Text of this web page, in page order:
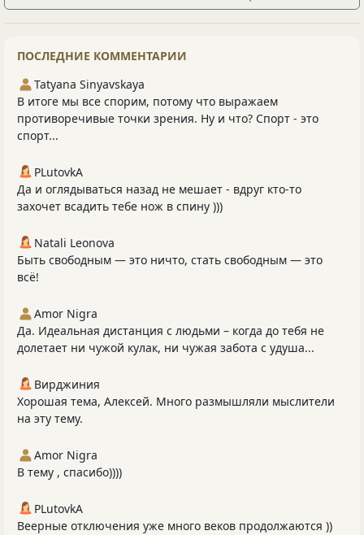
ПОСЛЕДНИЕ КОММЕНТАРИИ
Tatyana Sinyavskaya
В итоге мы все спорим, потому что выражаем
противоречивые точки зрения. Ну и что? Спорт - это
спорт...
PLutоvkА
Да и оглядываться назад не мешает - вдруг кто-то
захочет всадить тебе нож в спину )))
Natali Leonova
Быть свободным — это ничто, стать свободным — это
всё!
Amor Nigra
Да. Идеальная дистанция с людьми – когда до тебя не
долетает ни чужой кулак, ни чужая забота с удуша...
Вирджиния
Хорошая тема, Алексей. Много размышляли мыслители
на эту тему.
Amor Nigra
В тему , спасибо))))
PLutоvkА
Веерные отключения уже много веков продолжаются ))